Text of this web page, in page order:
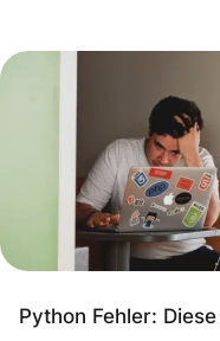
Python Fehler: